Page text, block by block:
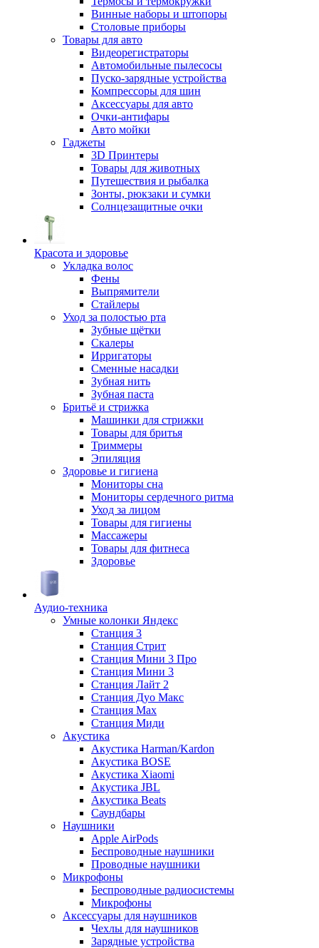
Винные наборы и штопоры
Столовые приборы
Товары для авто
Видеорегистраторы
Автомобильные пылесосы
Пуско-зарядные устройства
Компрессоры для шин
Аксессуары для авто
Очки-антифары
Авто мойки
Гаджеты
3D Принтеры
Товары для животных
Путешествия и рыбалка
Зонты, рюкзаки и сумки
Солнцезащитные очки
Красота и здоровье
Укладка волос
Фены
Выпрямители
Стайлеры
Уход за полостью рта
Зубные щётки
Скалеры
Ирригаторы
Сменные насадки
Зубная нить
Зубная паста
Бритьё и стрижка
Машинки для стрижки
Товары для бритья
Триммеры
Эпиляция
Здоровье и гигиена
Мониторы сна
Мониторы сердечного ритма
Уход за лицом
Товары для гигиены
Массажеры
Товары для фитнеса
Здоровье
Аудио-техника
Умные колонки Яндекс
Станция 3
Станция Стрит
Станция Мини 3 Про
Станция Мини 3
Станция Лайт 2
Станция Дуо Макс
Станция Max
Станция Миди
Акустика
Акустика Harman/Kardon
Акустика BOSE
Акустика Xiaomi
Акустика JBL
Акустика Beats
Саундбары
Наушники
Apple AirPods
Беспроводные наушники
Проводные наушники
Микрофоны
Беспроводные радиосистемы
Микрофоны
Аксессуары для наушников
Чехлы для наушников
Зарядные устройства